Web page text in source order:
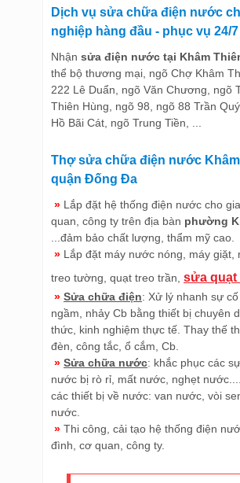
Dịch vụ sửa chữa điện nước
nghiệp hàng đầu - phục vụ 24/7
Nhận sửa điện nước tại Khâm
thể bộ thương mại, ngõ Chợ Khâm
222 Lê Duẩn, ngõ Văn Chương, ngõ
Thiên Hùng, ngõ 98, ngõ 88 Trần
Hồ Bãi Cát, ngõ Trung Tiền, ...
Thợ sửa chữa điện nước
quận Đống Đa
» Lắp đặt hệ thống điện nước cho
quan, công ty trên địa bàn phường
...đảm bảo chất lượng, thẩm mỹ cao.
» Lắp đặt máy nước nóng, máy giặt,
treo tường, quạt treo trần, sửa quạt
» Sửa chữa điện: Xử lý nhanh sự
ngầm, nhảy Cb bằng thiết bị chuyên
thức, kinh nghiệm thực tế. Thay thế
đèn, công tắc, ổ cắm, Cb.
» Sửa chữa nước: khắc phục các
nước bị rò rỉ, mất nước, nghẹt
các thiết bị về nước: van nước, vòi
nước.
» Thi công, cải tạo hệ thống điện
đình, cơ quan, công ty.